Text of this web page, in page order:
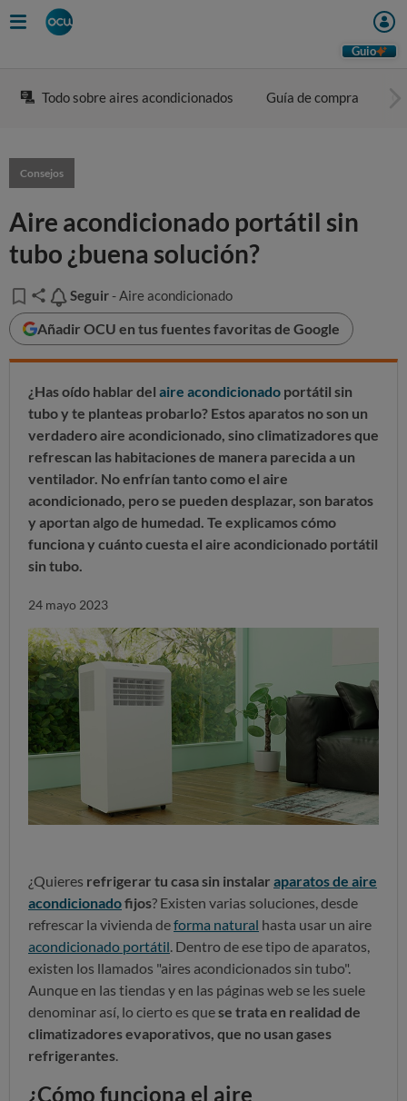
Guio
Todo sobre aires acondicionados Guía de compra
Consejos
Aire acondicionado portátil sin
tubo ¿buena solución?
Seguir
Seguir - Aire acondicionado
Añadir OCU en tus fuentes favoritas de Google
¿Has oído hablar del aire acondicionado portátil sin
tubo y te planteas probarlo? Estos aparatos no son un
verdadero aire acondicionado, sino climatizadores que
refrescan las habitaciones de manera parecida a un
ventilador. No enfrían tanto como el aire
acondicionado, pero se pueden desplazar, son baratos
y aportan algo de humedad. Te explicamos cómo
funciona y cuánto cuesta el aire acondicionado portátil
sin tubo.
24 mayo 2023
¿Quieres refrigerar tu casa sin instalar aparatos de aire
acondicionadofijos? Existen varias soluciones, desde
refrescar la vivienda deforma natural hasta usar un aire
acondicionado portátil . Dentro de ese tipo de aparatos,
existen los llamados "aires acondicionados sin tubo".
Aunque en las tiendas y en las páginas web se les suele
denominar así, lo cierto es quese trata en realidad de
climatizadores evaporativos, que no usan gases
refrigerantes
¿Cómo funciona el aire